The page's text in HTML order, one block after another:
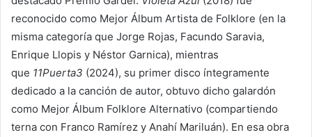
reconocido como Mejor Álbum Artista de Folklore (en la
misma categoría que Jorge Rojas, Facundo Saravia,
Enrique Llopis y Néstor Garnica), mientras
que 11Puerta3 (2024), su primer disco íntegramente
dedicado a la canción de autor, obtuvo dicho galardón
como Mejor Álbum Folklore Alternativo (compartiendo
terna con Franco Ramírez y Anahí Mariluán). En esa obra